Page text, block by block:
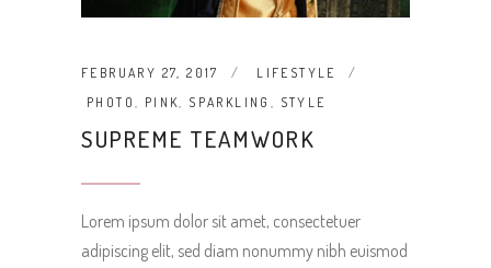
FEBRUARY 27, 2017
LIFESTYLE
PHOTO , PINK, SPARKLING , STYLE
SUPREME TEAMWORK
Lorem ipsum dolor sit amet, consectetuer
adipiscing elit, sed diam nonummy nibh euismod